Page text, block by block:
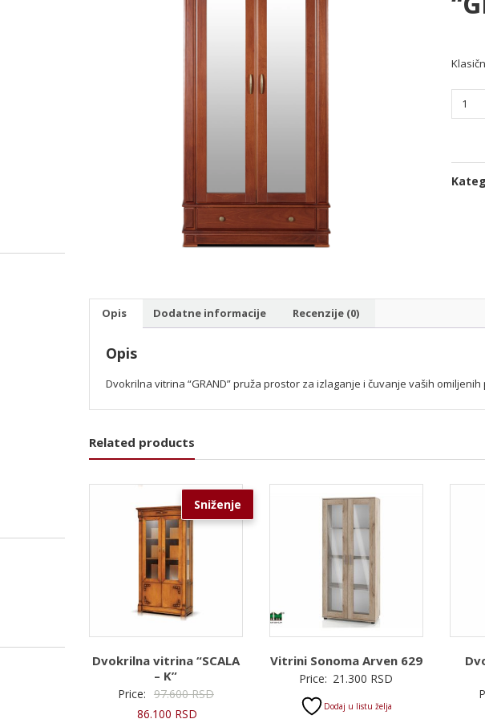
vitrina
Opis Dodatne informacije Recenzije (0)
Opis
Dvokrilna vitrina “GRAND” pruža prostor za izlaganje i čuvanje vaših omiljenih
Related products
Sniženje
Dvokrilna vitrina “SCALA
– K”
Price: 97.600RSDOriginalna
86.100 RSDTrenutna
Vitrini Sonomа Arven 629
Price: 21.300 RSD
Dodaj u listu želja